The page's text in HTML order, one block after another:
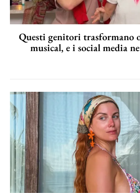
Questi genitori trasformano
musical, e i social media